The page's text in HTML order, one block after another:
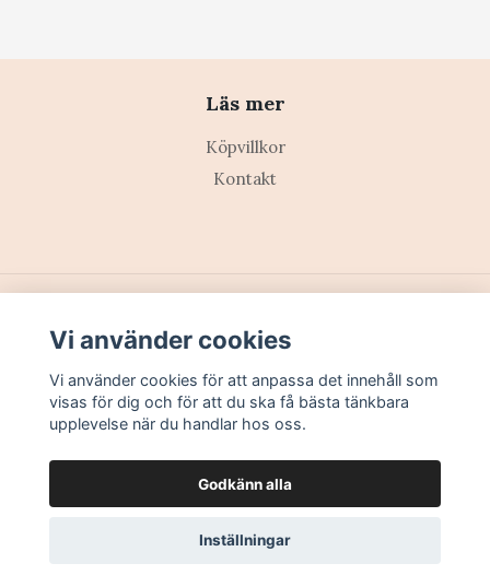
Läs mer
Köpvillkor
Kontakt
Vi använder cookies
Vi använder cookies för att anpassa det innehåll som
visas för dig och för att du ska få bästa tänkbara
upplevelse när du handlar hos oss.
Godkänn alla
Inställningar